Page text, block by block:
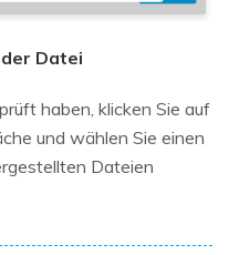
Datei
haben, klicken Sie auf
und wählen Sie einen
Dateien